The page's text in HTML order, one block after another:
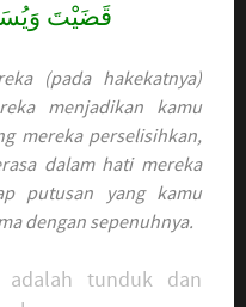
قَضَيْتَ
(pada hakekatnya)
menjadikan kamu
mereka perselisihkan,
dalam hati mereka
putusan yang kamu
dengan sepenuhnya.
adalah tunduk dan